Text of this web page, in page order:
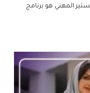
المهني هو برنامج